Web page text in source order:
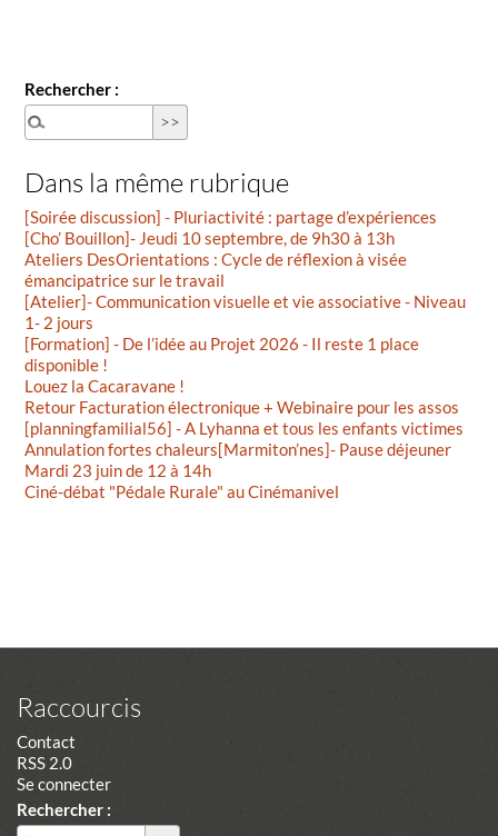
Rechercher :
Dans la même rubrique
[Soirée discussion] - Pluriactivité : partage d’expériences
[Cho’ Bouillon]- Jeudi 10 septembre, de 9h30 à 13h
Ateliers DesOrientations : Cycle de réflexion à visée
émancipatrice sur le travail
[Atelier]- Communication visuelle et vie associative - Niveau
1- 2 jours
[Formation] - De l’idée au Projet 2026 - Il reste 1 place
disponible !
Louez la Cacaravane !
Retour Facturation électronique + Webinaire pour les assos
[planningfamilial56] - A Lyhanna et tous les enfants victimes
Annulation fortes chaleurs[Marmiton’nes]- Pause déjeuner
Mardi 23 juin de 12 à 14h
Ciné-débat "Pédale Rurale" au Cinémanivel
Raccourcis
Contact
RSS 2.0
Se connecter
Rechercher :